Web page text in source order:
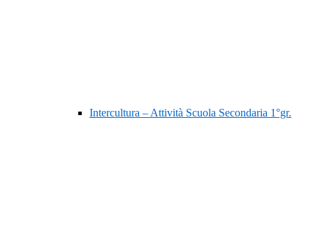
Intercultura – Attività Scuola Secondaria 1°gr.